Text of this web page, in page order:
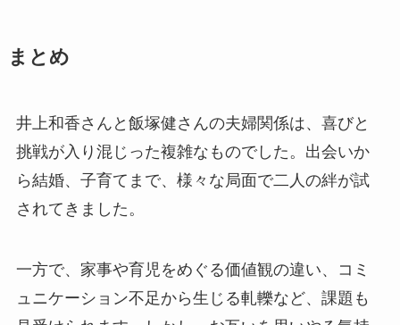
まとめ
井上和香さんと飯塚健さんの夫婦関係は、喜びと
挑戦が入り混じった複雑なものでした。出会いか
ら結婚、子育てまで、様々な局面で二人の絆が試
されてきました。
一方で、家事や育児をめぐる価値観の違い、コミ
ュニケーション不足から生じる軋轢など、課題も